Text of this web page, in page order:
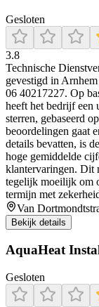
Gesloten
3.8
Technische
gevestigd in
06 40217227. Op
heeft het bedrijf een
sterren, gebaseerd
beoordelingen gaat
details bevatten, is
hoge gemiddelde
klantervaringen. Dit
tegelijk moeilijk om
termijn met
Van
Bekijk details
AquaHeat
Gesloten